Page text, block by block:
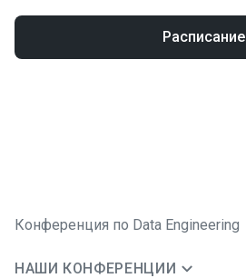
Расписание
Конференция по Data Engineering
НАШИ КОНФЕРЕНЦИИ